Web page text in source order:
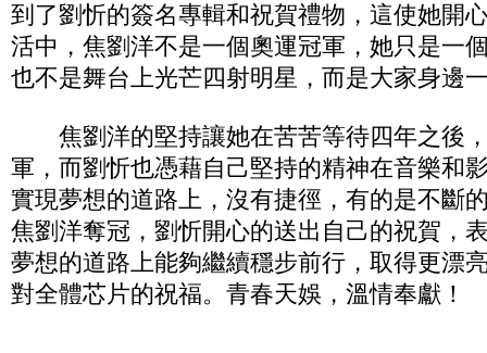
到了劉忻的簽名專輯和祝賀禮物，這使她開
活中，焦劉洋不是一個奧運冠軍，她只是一
也不是舞台上光芒四射明星，而是大家身邊
焦劉洋的堅持讓她在苦苦等待四年之後
軍，而劉忻也憑藉自己堅持的精神在音樂和
實現夢想的道路上，沒有捷徑，有的是不斷
焦劉洋奪冠，劉忻開心的送出自己的祝賀，
夢想的道路上能夠繼續穩步前行，取得更漂
對全體芯片的祝福。青春天娛，溫情奉獻！